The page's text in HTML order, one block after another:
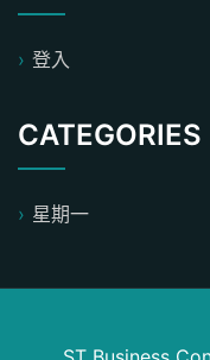
登入
CATEGORIES
星期一